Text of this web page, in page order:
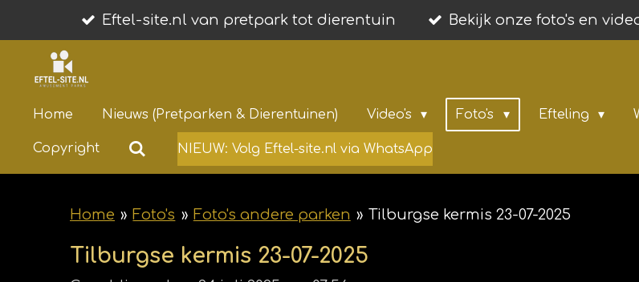
hoofdinhoud
Eftel-site.nl van pretpark tot dierentuin Bekijk onze foto's en
Home Nieuws (Pretparken & Dierentuinen) Video's Foto's Efteling
Copyright NIEUW: Volg Eftel-site.nl via WhatsApp
Home » Foto's » Foto's andere parken » Tilburgse kermis 23-07-2025
Tilburgse kermis 23-07-2025